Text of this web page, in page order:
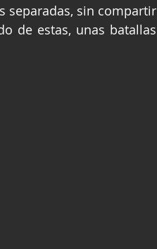
separadas, sin compartir
de estas, unas batallas